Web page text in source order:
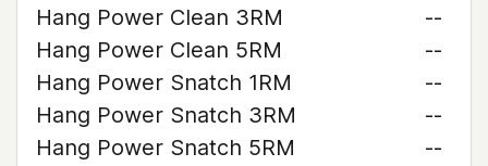
Hang Power Clean 3RM
--
Hang Power Clean 5RM
--
Hang Power Snatch 1RM
--
Hang Power Snatch 3RM
--
Hang Power Snatch 5RM
--